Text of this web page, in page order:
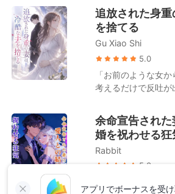
アプリでボーナスを受
留めてさえいなかった。 これは、
りが極限まで交錯する物語。
れるような苦痛の果
決めたとき、夫はよ
た……。
った。 「離婚した
破滅させるのを手伝って」 彼ら
者でもない女と結婚
らが鷹司家に宣戦布
生命保険金すら奪
に沈んだ。 凛々紗の""身代わり""として虐
げられた日々。金の
つらうことを強いた
一人で病室で死んで
の絶望的な瞳。 走
憶の果てに、私は誓
るのなら、必ずこの
桜が舞う高校の教
動を誘発した松島沙
付で普通クラスへの
た、あの日の朝だっ
追放された身
を捨てる
Gu Xiao Shi
5.0
「お前のような女
考えるだけで反吐が
亡き兄の忘れ形見
暁は、私の弁明な
のニューヨークへと
の時、私のお腹に彼
ことも知らずに。
国内の連絡先をす
を完全に断ち切った。 異国で火事に
余命宣告され
婚を祝わせる狂
Rabbit
5.0
結婚5周年の記念日